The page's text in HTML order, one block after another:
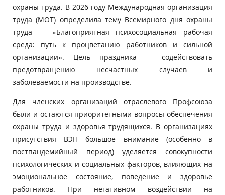
охраны труда. В 2026 году Международная организация
труда (МОТ) определила тему Всемирного дня охраны
труда — «Благоприятная психосоциальная рабочая
среда: путь к процветанию работников и сильной
организации». Цель праздника — содействовать
предотвращению несчастных случаев и
заболеваемости на производстве.
Для членских организаций отраслевого Профсоюза
были и остаются приоритетными вопросы обеспечения
охраны труда и здоровья трудящихся. В организациях
присутствия ВЭП большое внимание (особенно в
постпандемийный период) уделяется совокупности
психологических и социальных факторов, влияющих на
эмоциональное состояние, поведение и здоровье
работников. При негативном воздействии на